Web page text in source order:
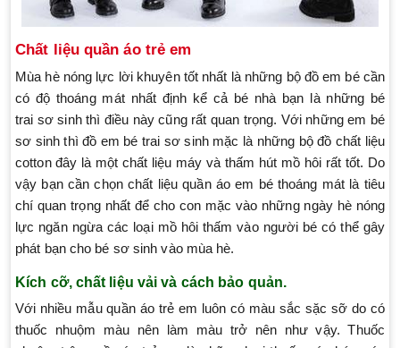
Chất liệu quần áo trẻ em
Mùa hè nóng lực lời khuyên tốt nhất là những bộ đồ em bé cần
có độ thoáng mát nhất định kể cả bé nhà bạn là những bé
trai sơ sinh thì điều này cũng rất quan trọng. Với những em bé
sơ sinh thì đồ em bé trai sơ sinh mặc là những bộ đồ chất liệu
cotton đây là một chất liệu máy và thấm hút mồ hôi rất tốt. Do
vậy bạn cần chọn chất liệu quần áo em bé thoáng mát là tiêu
chí quan trọng nhất để cho con mặc vào những ngày hè nóng
lực ngăn ngừa các loại mồ hôi thấm vào người bé có thể gây
phát bạn cho bé sơ sinh vào mùa hè.
Kích cỡ, chất liệu vải và cách bảo quản.
Với nhiều mẫu quần áo trẻ em luôn có màu sắc sặc sỡ do có
thuốc nhuộm màu nên làm màu trở nên như vậy. Thuốc